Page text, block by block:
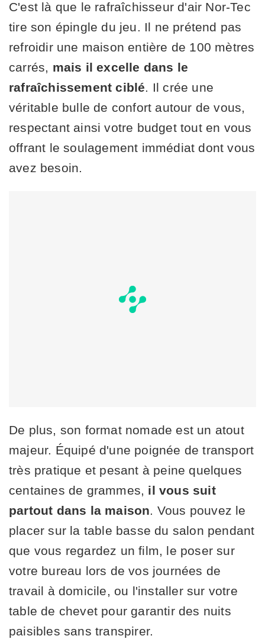
C'est là que le rafraîchisseur d'air Nor-Tec
tire son épingle du jeu. Il ne prétend pas
refroidir une maison entière de 100 mètres
carrés, mais il excelle dans le
rafraîchissement ciblé . Il crée une
véritable bulle de confort autour de vous,
respectant ainsi votre budget tout en vous
offrant le soulagement immédiat dont vous
avez besoin.
De plus, son format nomade est un atout
majeur. Équipé d'une poignée de transport
très pratique et pesant à peine quelques
centaines de grammes, il vous suit
partout dans la maison . Vous pouvez le
placer sur la table basse du salon pendant
que vous regardez un film, le poser sur
votre bureau lors de vos journées de
travail à domicile, ou l'installer sur votre
table de chevet pour garantir des nuits
paisibles sans transpirer.